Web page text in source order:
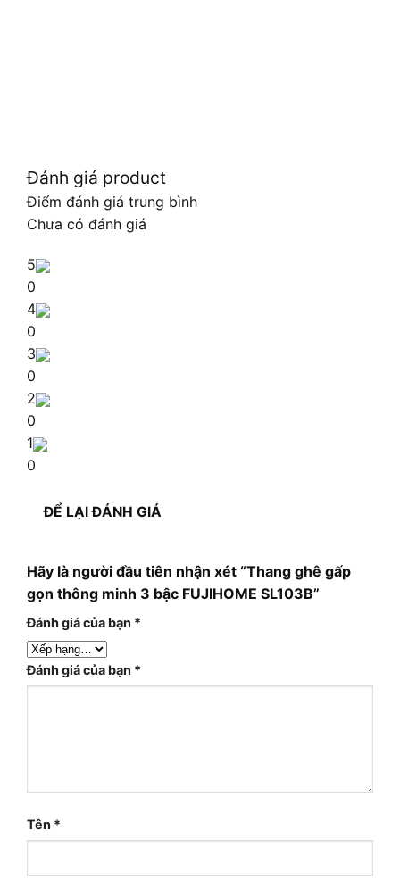
Đánh giá product
Điểm đánh giá trung bình
Chưa có đánh giá
5
0
4
0
3
0
2
0
1
0
ĐỂ LẠI ĐÁNH GIÁ
Hãy là người đầu tiên nhận xét “Thang ghê gấp
gọn thông minh 3 bậc FUJIHOME SL103B”
Đánh giá của bạn *
Đánh giá của bạn *
Tên *